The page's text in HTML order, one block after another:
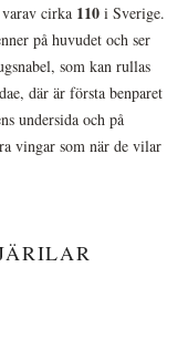
cirka 110 i Sverige.
på huvudet och ser
som kan rullas
där är första benparet
undersida och på
vingar som när de vilar